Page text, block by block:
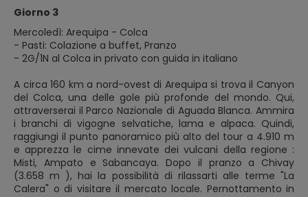
Giorno 3
Mercoledì: Arequipa - Colca
- Pasti: Colazione a buffet, Pranzo
- 2G/1N al Colca in privato con guida in italiano
A circa 160 km a nord-ovest di Arequipa si trova il Canyon
del Colca, una delle gole più profonde del mondo. Qui,
attraverserai il Parco Nazionale di Aguada Blanca. Ammira
i branchi di vigogne selvatiche, lama e alpaca. Quindi,
raggiungi il punto panoramico più alto del tour a 4.910 m
e apprezza le cime innevate dei vulcani della regione :
Misti, Ampato e Sabancaya. Dopo il pranzo a Chivay
(3.658 m ), hai la possibilità di rilassarti alle terme "La
Calera" o di visitare il mercato locale. Pernottamento in